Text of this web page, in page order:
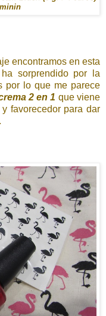
encontramos en esta
sorprendido por la
por lo que me parece
2 en 1 que viene
favorecedor para dar